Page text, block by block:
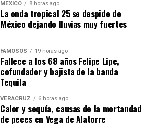
MÉXICO 8 horas ago
​La onda tropical 25 se despide de
México dejando lluvias muy fuertes
FAMOSOS 19 horas ago
Fallece a los 68 años Felipe Lipe,
cofundador y bajista de la banda
Tequila
VERACRUZ 6 horas ago
Calor y sequía, causas de la mortandad
de peces en Vega de Alatorre